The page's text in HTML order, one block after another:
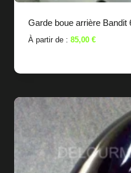
Garde boue arrière Bandit
À partir de : 85,00 €